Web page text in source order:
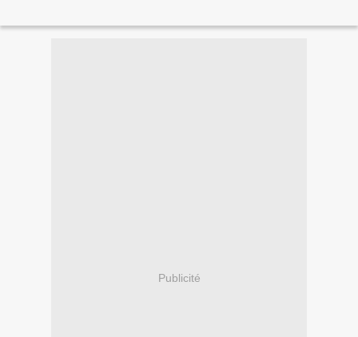
Publicité